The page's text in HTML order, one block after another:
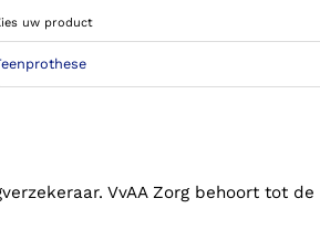
2)
steunzolen
Schoenen OSA
prothese
uw product
VvAA Zorg behoort tot de